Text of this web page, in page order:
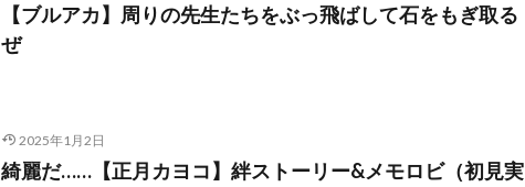
【ブルアカ】周りの先生たちをぶっ飛ばして石をもぎ取る
ぜ
2025年1月2日
綺麗だ……【正月カヨコ】絆ストーリー&メモロビ（初見実